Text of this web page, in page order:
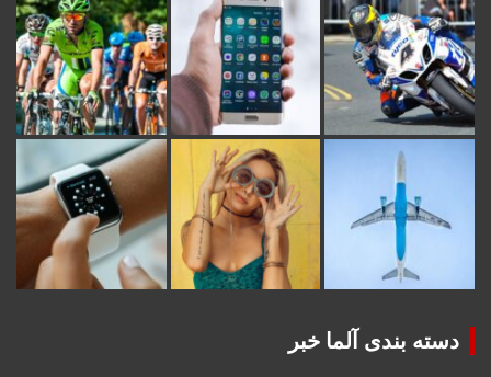
دسته بندی آلما خبر